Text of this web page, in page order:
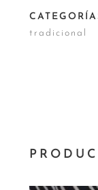
tradicional